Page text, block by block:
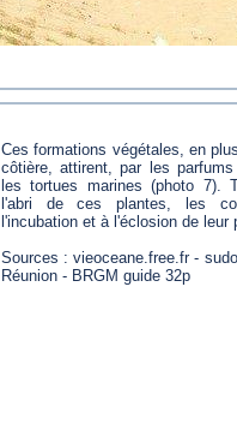
Ces formations végétales, en
côtière, attirent, par les
les tortues marines (photo 7).
l'abri de ces plantes, les
l'incubation et à l'éclosion de leur
Sources : vieoceane.free.fr -
Réunion - BRGM guide 32p